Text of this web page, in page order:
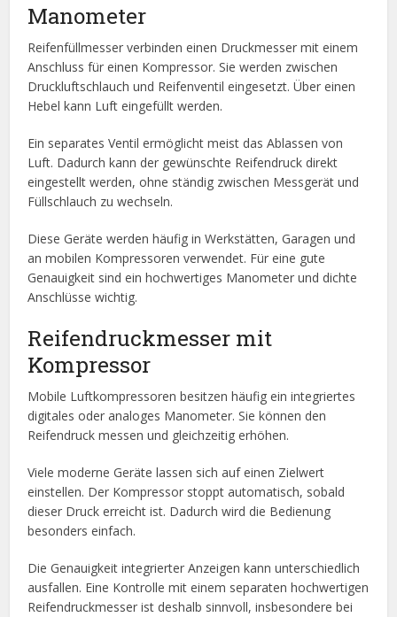
Manometer
Reifenfüllmesser verbinden einen Druckmesser mit einem
Anschluss für einen Kompressor. Sie werden zwischen
Druckluftschlauch und Reifenventil eingesetzt. Über einen
Hebel kann Luft eingefüllt werden.
Ein separates Ventil ermöglicht meist das Ablassen von
Luft. Dadurch kann der gewünschte Reifendruck direkt
eingestellt werden, ohne ständig zwischen Messgerät und
Füllschlauch zu wechseln.
Diese Geräte werden häufig in Werkstätten, Garagen und
an mobilen Kompressoren verwendet. Für eine gute
Genauigkeit sind ein hochwertiges Manometer und dichte
Anschlüsse wichtig.
Reifendruckmesser mit
Kompressor
Mobile Luftkompressoren besitzen häufig ein integriertes
digitales oder analoges Manometer. Sie können den
Reifendruck messen und gleichzeitig erhöhen.
Viele moderne Geräte lassen sich auf einen Zielwert
einstellen. Der Kompressor stoppt automatisch, sobald
dieser Druck erreicht ist. Dadurch wird die Bedienung
besonders einfach.
Die Genauigkeit integrierter Anzeigen kann unterschiedlich
ausfallen. Eine Kontrolle mit einem separaten hochwertigen
Reifendruckmesser ist deshalb sinnvoll, insbesondere bei